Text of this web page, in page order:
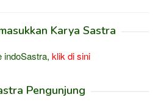
Karya Sastra
indoSastra, klik di sini
Pengunjung